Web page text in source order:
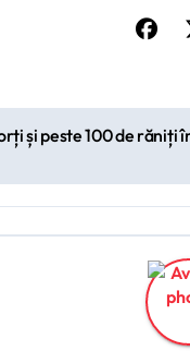
și peste 100 de răniți